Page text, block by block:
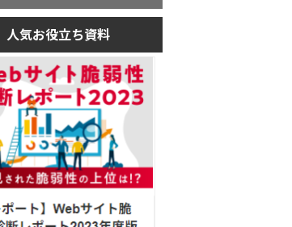
人気お役立ち資料